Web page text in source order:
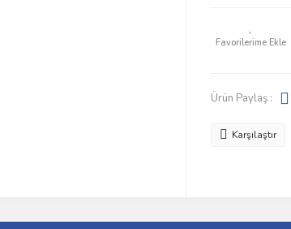
Ürün Paylaş :
Karşılaştır